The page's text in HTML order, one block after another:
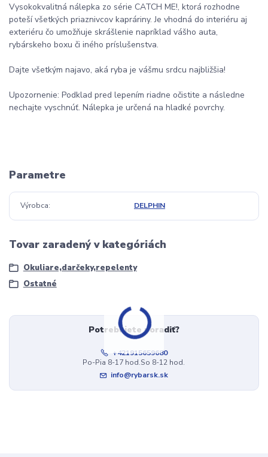
Vysokokvalitná nálepka zo série CATCH ME!, ktorá rozhodne
poteší všetkých priaznivcov kapráriny. Je vhodná do interiéru aj
exteriéru čo umožňuje skrášlenie napríklad vášho auta,
rybárskeho boxu či iného príslušenstva.
Dajte všetkým najavo, aká ryba je vášmu srdcu najbližšia!
Upozornenie: Podklad pred lepením riadne očistite a následne
nechajte vyschnúť. Nálepka je určená na hladké povrchy.
Parametre
Výrobca DELPHIN
Tovar zaradený v kategóriách
Okuliare,darčeky,repelenty
Ostatné
Potrebujete poradiť?
+421915659680
Po-Pia 8-17 hod.So 8-12 hod.
info@rybarsk.sk